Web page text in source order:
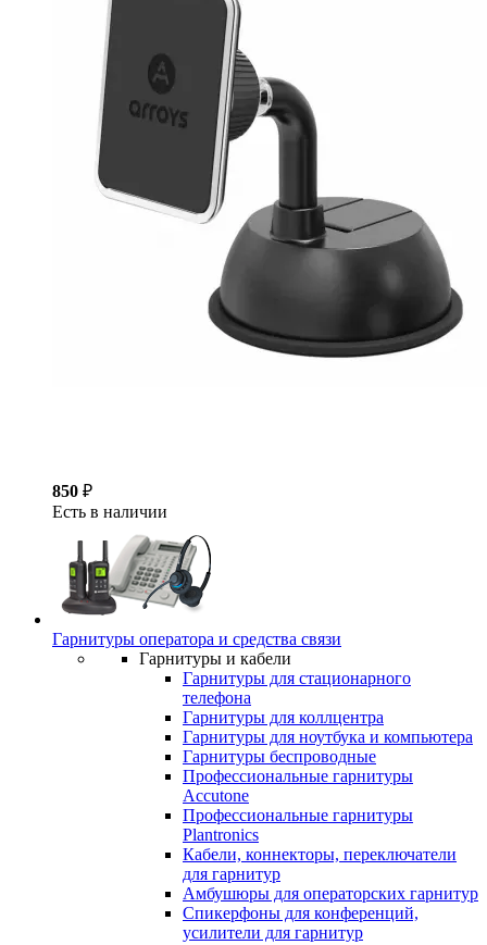
850 ₽
Есть в наличии
Гарнитуры оператора и средства связи
Гарнитуры и кабели
Гарнитуры для стационарного
телефона
Гарнитуры для коллцентра
Гарнитуры для ноутбука и компьютера
Гарнитуры беспроводные
Профессиональные гарнитуры
Accutone
Профессиональные гарнитуры
Plantronics
Кабели, коннекторы, переключатели
для гарнитур
Амбушюры для операторских гарнитур
Cпикерфоны для конференций,
усилители для гарнитур